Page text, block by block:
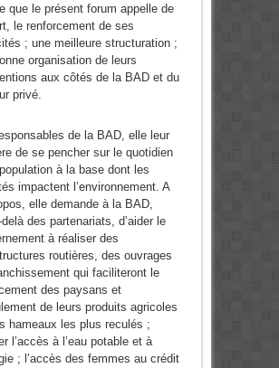
que le présent forum appelle de
le renforcement de ses
; une meilleure structuration ;
organisation de leurs
aux côtés de la BAD et du
privé.
de la BAD, elle leur
de se pencher sur le quotidien
à la base dont les
impactent l’environnement. A
elle demande à la BAD,
delà des partenariats, d’aider le
à réaliser des
routières, des ouvrages
qui faciliteront le
des paysans et
de leurs produits agricoles
hameaux les plus reculés ;
l’accès à l’eau potable et à
; l’accès des femmes au crédit